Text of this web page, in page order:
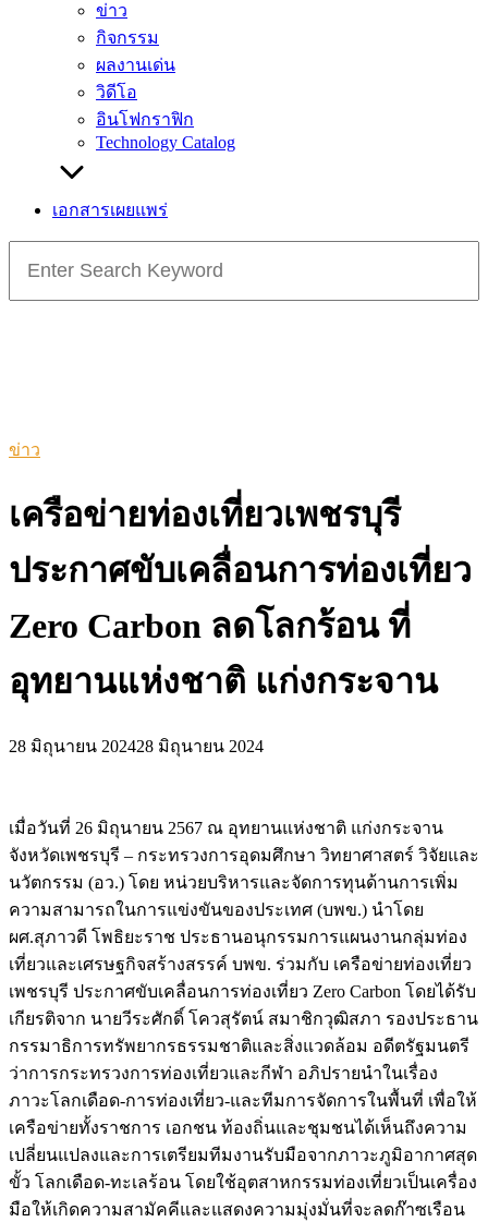
ข่าว
กิจกรรม
ผลงานเด่น
วิดีโอ
อินโฟกราฟิก
Technology Catalog
เอกสารเผยแพร่
for:
ข่าว
เครือข่ายท่องเที่ยวเพชรบุรี
ประกาศขับเคลื่อนการท่องเที่ยว
Zero Carbon ลดโลกร้อน ที่
อุทยานแห่งชาติ แก่งกระจาน
28 มิถุนายน 202428 มิถุนายน 2024
เมื่อวันที่ 26 มิถุนายน 2567 ณ อุทยานแห่งชาติ แก่งกระจาน
จังหวัดเพชรบุรี – กระทรวงการอุดมศึกษา วิทยาศาสตร์ วิจัยและ
นวัตกรรม (อว.) โดย หน่วยบริหารและจัดการทุนด้านการเพิ่ม
ความสามารถในการแข่งขันของประเทศ (บพข.) นำโดย
ผศ.สุภาวดี โพธิยะราช ประธานอนุกรรมการแผนงานกลุ่มท่อง
เที่ยวและเศรษฐกิจสร้างสรรค์ บพข. ร่วมกับ เครือข่ายท่องเที่ยว
เพชรบุรี ประกาศขับเคลื่อนการท่องเที่ยว Zero Carbon โดยได้รับ
เกียรติจาก นายวีระศักดิ์ โควสุรัตน์ สมาชิกวุฒิสภา รองประธาน
กรรมาธิการทรัพยากรธรรมชาติและสิ่งแวดล้อม อดีตรัฐมนตรี
ว่าการกระทรวงการท่องเที่ยวและกีฬา อภิปรายนำในเรื่อง
ภาวะโลกเดือด-การท่องเที่ยว-และทีมการจัดการในพื้นที่ เพื่อให้
เครือข่ายทั้งราชการ เอกชน ท้องถิ่นและชุมชนได้เห็นถึงความ
เปลี่ยนแปลงและการเตรียมทีมงานรับมือจากภาวะภูมิอากาศสุด
ขั้ว โลกเดือด-ทะเลร้อน โดยใช้อุตสาหกรรมท่องเที่ยวเป็นเครื่อง
มือให้เกิดความสามัคคีและแสดงความมุ่งมั่นที่จะลดก๊าซเรือน